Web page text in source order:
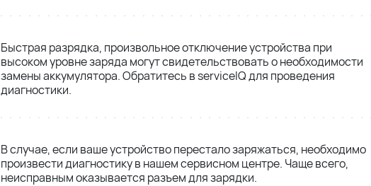
Быстрая разрядка, произвольное отключение устройства при
высоком уровне заряда могут свидетельствовать о необходимости
замены аккумулятора. Обратитесь в serviceIQ для проведения
диагностики.
В случае, если ваше устройство перестало заряжаться, необходимо
произвести диагностику в нашем сервисном центре. Чаще всего,
неисправным оказывается разъем для зарядки.